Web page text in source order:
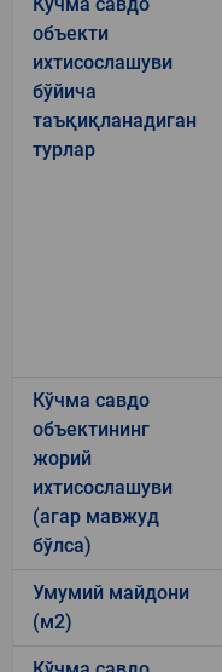
объекти
ихтисослашуви
бўйича
таъқиқланадиган
турлар
Кўчма савдо
объектининг
жорий
ихтисослашуви
(агар мавжуд
бўлса)
Умумий майдони
(м2)